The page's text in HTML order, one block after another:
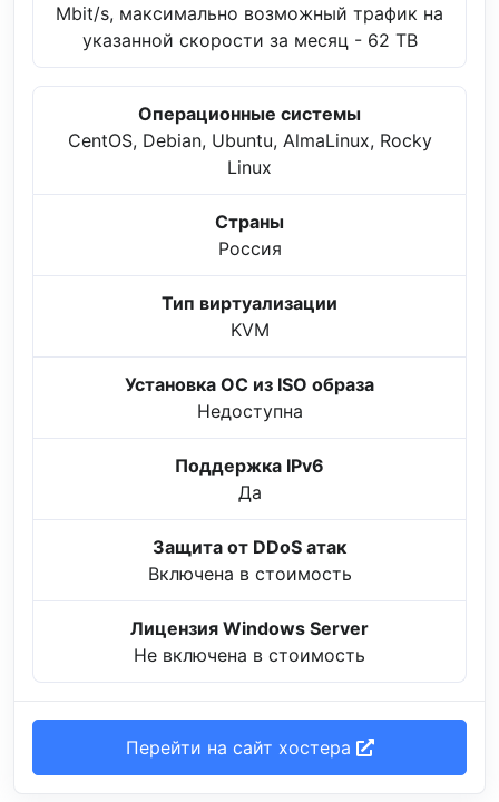
Mbit/s, максимально возможный трафик на
указанной скорости за месяц - 62 TB
Операционные системы
CentOS, Debian, Ubuntu, AlmaLinux, Rocky
Linux
Страны
Россия
Тип виртуализации
KVM
Установка ОС из ISO образа
Недоступна
Поддержка IPv6
Да
Защита от DDoS атак
Включена в стоимость
Лицензия Windows Server
Не включена в стоимость
Перейти на сайт хостера